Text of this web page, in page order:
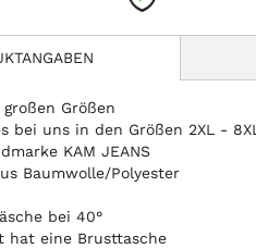
Größen
bei uns in den Größen 2XL - 8XL
KAM JEANS
Baumwolle/Polyester
bei 40°
hat eine Brusttasche